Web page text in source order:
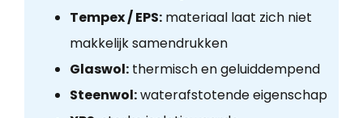
Tempex / EPS:materiaal laat zich niet
makkelijk samendrukken
Glaswol:thermisch en geluiddempend
Steenwol:waterafstotende eigenschap